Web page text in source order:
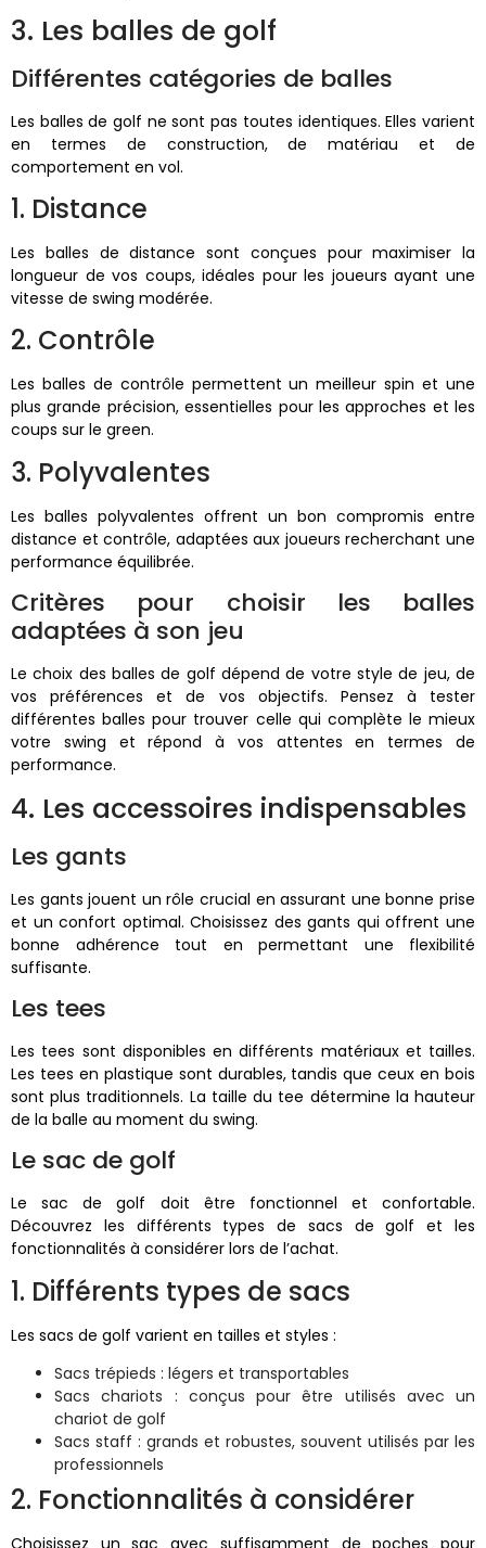
3. Les balles de golf
Différentes catégories de balles
Les balles de golf ne sont pas toutes identiques. Elles varient
en termes de construction, de matériau et de
comportement en vol.
1. Distance
Les balles de distance sont conçues pour maximiser la
longueur de vos coups, idéales pour les joueurs ayant une
vitesse de swing modérée.
2. Contrôle
Les balles de contrôle permettent un meilleur spin et une
plus grande précision, essentielles pour les approches et les
coups sur le green.
3. Polyvalentes
Les balles polyvalentes offrent un bon compromis entre
distance et contrôle, adaptées aux joueurs recherchant une
performance équilibrée.
Critères pour choisir les balles
adaptées à son jeu
Le choix des balles de golf dépend de votre style de jeu, de
vos préférences et de vos objectifs. Pensez à tester
différentes balles pour trouver celle qui complète le mieux
votre swing et répond à vos attentes en termes de
performance.
4. Les accessoires indispensables
Les gants
Les gants jouent un rôle crucial en assurant une bonne prise
et un confort optimal. Choisissez des gants qui offrent une
bonne adhérence tout en permettant une flexibilité
suffisante.
Les tees
Les tees sont disponibles en différents matériaux et tailles.
Les tees en plastique sont durables, tandis que ceux en bois
sont plus traditionnels. La taille du tee détermine la hauteur
de la balle au moment du swing.
Le sac de golf
Le sac de golf doit être fonctionnel et confortable.
Découvrez les différents types de sacs de golf et les
fonctionnalités à considérer lors de l’achat.
1. Différents types de sacs
Les sacs de golf varient en tailles et styles :
Sacs trépieds : légers et transportables
Sacs chariots : conçus pour être utilisés avec un
chariot de golf
Sacs staff : grands et robustes, souvent utilisés par les
professionnels
2. Fonctionnalités à considérer